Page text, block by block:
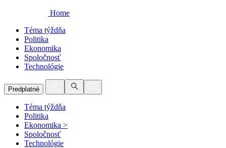
Home
Téma týždňa
Politika
Ekonomika
Spoločnosť
Technológie
Predplatné
Téma týždňa
Politika
Ekonomika >
Spoločnosť
Technológie